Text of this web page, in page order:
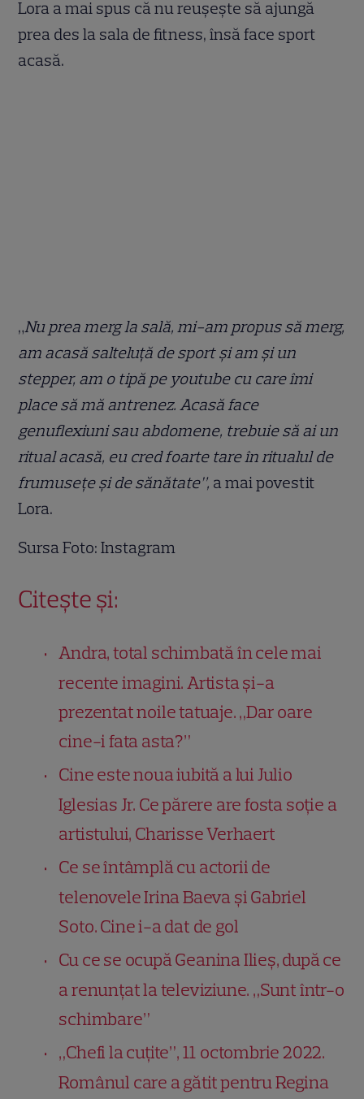
Lora a mai spus că nu reușește să ajungă
prea des la sala de fitness, însă face sport
acasă.
„Nu prea merg la sală, mi-am propus să merg,
am acasă salteluță de sport și am și un
stepper, am o tipă pe youtube cu care îmi
place să mă antrenez. Acasă face
genuflexiuni sau abdomene, trebuie să ai un
ritual acasă, eu cred foarte tare în ritualul de
frumusețe și de sănătate”, a mai povestit
Lora.
Sursa Foto: Instagram
Citește și:
Andra, total schimbată în cele mai
recente imagini. Artista și-a
prezentat noile tatuaje. „Dar oare
cine-i fata asta?”
Cine este noua iubită a lui Julio
Iglesias Jr. Ce părere are fosta soție a
artistului, Charisse Verhaert
Ce se întâmplă cu actorii de
telenovele Irina Baeva și Gabriel
Soto. Cine i-a dat de gol
Cu ce se ocupă Geanina Ilieș, după ce
a renunțat la televiziune. „Sunt într-o
schimbare”
„Chefi la cuțite”, 11 octombrie 2022.
Românul care a gătit pentru Regina